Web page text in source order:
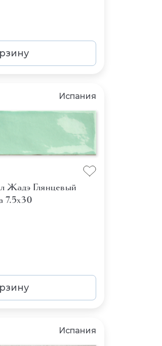
Испания
Жадэ Глянцевый
7.5x30
Испания